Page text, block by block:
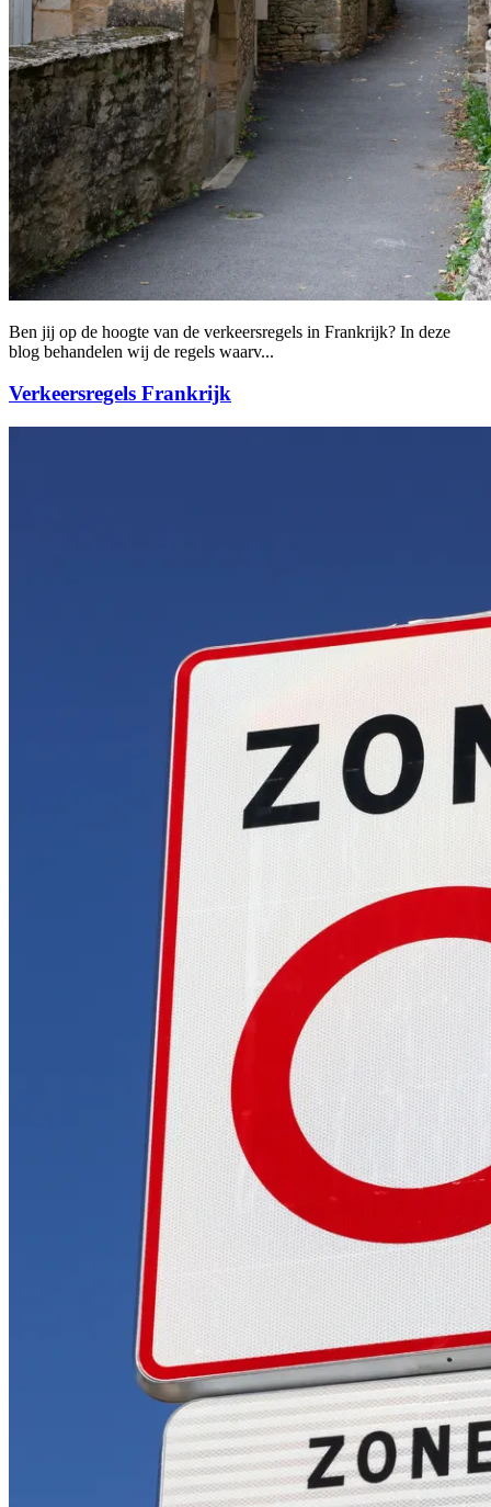
Ben jij op de hoogte van de verkeersregels in Frankrijk? In deze
blog behandelen wij de regels waarv...
Verkeersregels Frankrijk